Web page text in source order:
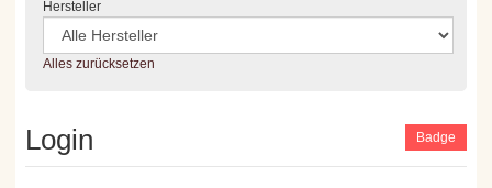
Hersteller
Alles zurücksetzen
Login Badge